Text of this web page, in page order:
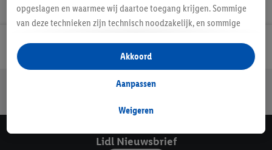
Lidl Nieuwsbrief
Jouw voordelen bij ons als Lidl webshop klant
Lidl Nieuwsbrief
opgeslagen en waarmee wij daartoe toegang krijgen. Sommige
van deze technieken zijn technisch noodzakelijk, en sommige
opslaan van voorkeursinstellingen, het verzamelen en
analyseren van statistieken of voor het tonen van
gepersonaliseerde reclame binnen en buiten de Lidl-diensten.
gegevens over jouw aankoopgedrag in de winkel ook voor de
Als je hier toestemming geeft aan ons voor het personaliseren
Weigeren
Aanpassen
Akkoord